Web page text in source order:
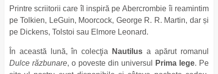
Printre scriitorii care îl inspiră pe Abercrombie îi reamintim
pe Tolkien, LeGuin, Moorcock, George R. R. Martin, dar și
pe Dickens, Tolstoi sau Elmore Leonard.
În această lună, în colecţia Nautilus a apărut romanul
Dulce răzbunare, o poveste din universul Prima lege. Pe